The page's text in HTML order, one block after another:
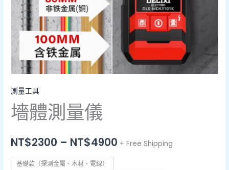
測量工具
墻體測量儀
NT$2300 – NT$4900 + Free Shipping
基礎款（探測金屬、木材、電線）